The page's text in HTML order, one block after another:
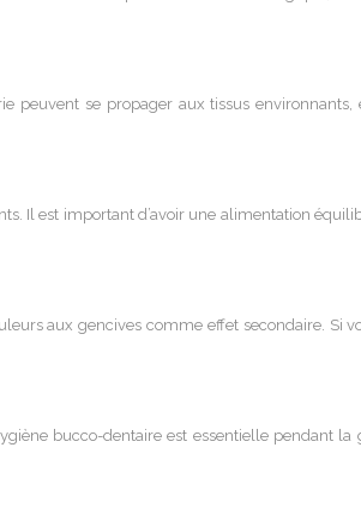
peuvent se propager aux tissus environnants,
Il est important d’avoir une alimentation
aux gencives comme effet secondaire. Si
bucco-dentaire est essentielle pendant la